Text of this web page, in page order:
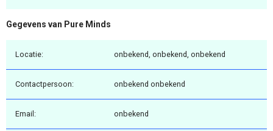
Gegevens van Pure Minds
Locatie: onbekend, onbekend, onbekend
Contactpersoon: onbekend onbekend
Email: onbekend